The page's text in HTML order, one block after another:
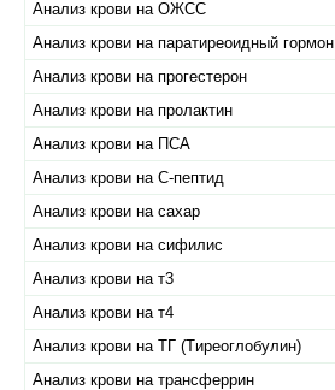
Анализ крови на ОЖСС
Анализ крови на паратиреоидный гормон
Анализ крови на прогестерон
Анализ крови на пролактин
Анализ крови на ПСА
Анализ крови на С-пептид
Анализ крови на сахар
Анализ крови на сифилис
Анализ крови на т3
Анализ крови на т4
Анализ крови на ТГ (Tиреоглобулин)
Анализ крови на трансферрин